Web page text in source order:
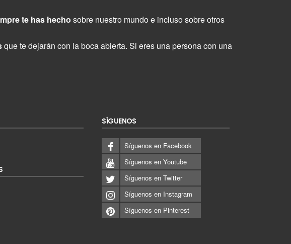
te has hecho sobre nuestro mundo e incluso sobre otros
que te dejarán con la boca abierta. Si eres una persona con una
SÍGUENOS
Síguenos en Facebook
Síguenos en Youtube
Síguenos en Twitter
Síguenos en Instagram
Síguenos en Pinterest